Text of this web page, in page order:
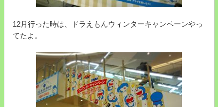
12月行った時は、ドラえもんウィンターキャンペーンやっ
てたよ。